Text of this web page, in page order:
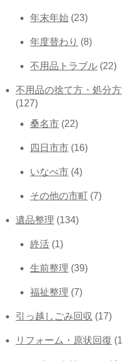
年末年始 (23)
年度替わり (8)
不用品トラブル (22)
不用品の捨て方・処分
(127)
桑名市 (22)
四日市市 (16)
いなべ市 (4)
その他の市町 (7)
遺品整理 (134)
終活 (1)
生前整理 (39)
福祉整理 (7)
引っ越しごみ回収 (17)
リフォーム・原状回復